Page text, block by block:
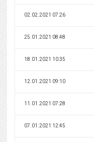
02.02.2021 07:26
25.01.2021 08:48
18.01.2021 10:35
12.01.2021 09:10
11.01.2021 07:28
07.01.2021 12:45